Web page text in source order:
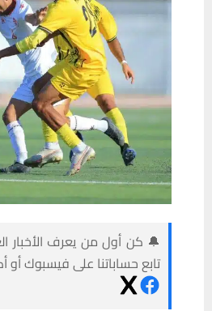
🔔 كن أول من يعرف الأخبار
تابع حساباتنا على فيسبوك